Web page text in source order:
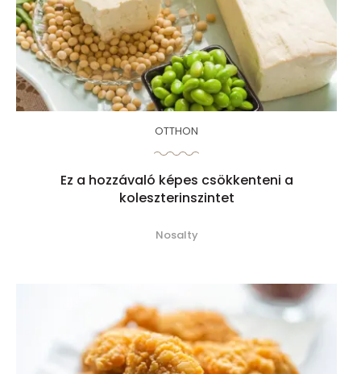
OTTHON
Ez a hozzávaló képes csökkenteni a
koleszterinszintet
Nosalty